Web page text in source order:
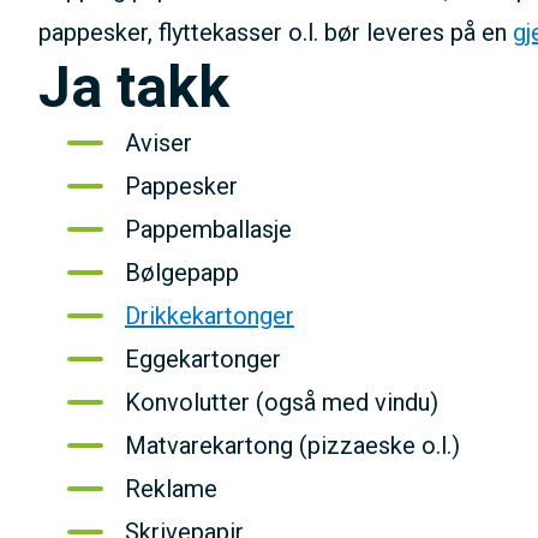
pappesker, flyttekasser o.l. bør leveres på en
Ja takk
Aviser
Pappesker
Pappemballasje
Bølgepapp
Drikkekartonger
Eggekartonger
Konvolutter (også med vindu)
Matvarekartong (pizzaeske o.l.)
Reklame
Skrivepapir